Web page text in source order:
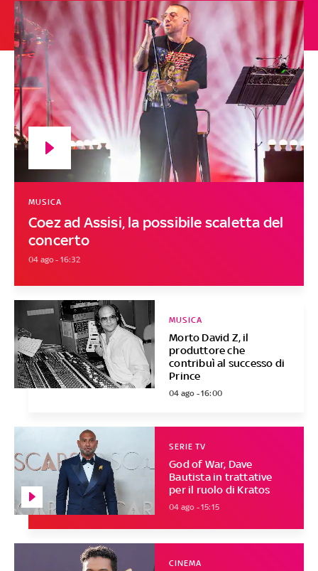
Coez ad Assisi, la possibile scaletta del
concerto
MUSICA
04 ago - 16:32
Morto David Z, il
produttore che
contribuì al successo di
Prince
MUSICA
04 ago - 16:00
God of War, Dave
Bautista in trattative
per il ruolo di Kratos
SERIE TV
04 ago - 15:15
CINEMA